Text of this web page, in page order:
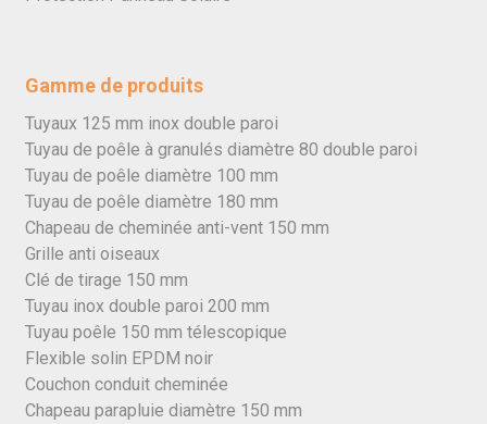
Gamme de produits
Tuyaux 125 mm inox double paroi
Tuyau de poêle à granulés diamètre 80 double paroi
Tuyau de poêle diamètre 100 mm
Tuyau de poêle diamètre 180 mm
Chapeau de cheminée anti-vent 150 mm
Grille anti oiseaux
Clé de tirage 150 mm
Tuyau inox double paroi 200 mm
Tuyau poêle 150 mm télescopique
Flexible solin EPDM noir
Couchon conduit cheminée
Chapeau parapluie diamètre 150 mm